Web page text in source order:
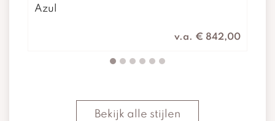
Azul
v.a. € 842,00
Bekijk alle stijlen